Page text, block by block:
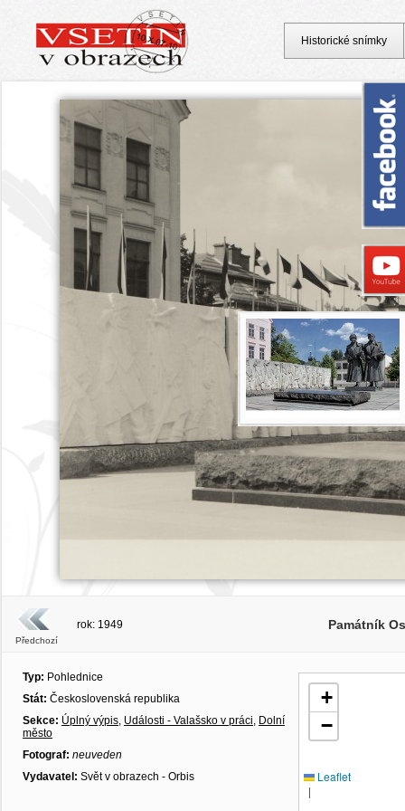
Předchozí
rok: 1949 Památník
Typ: Pohlednice
Stát: Československá republika
Sekce: Úplný výpis, Události - Valašsko v práci, Dolní
město
Fotograf: neuveden
Vydavatel: Svět v obrazech - Orbis
+
−
Leaflet
|
Historické snímky